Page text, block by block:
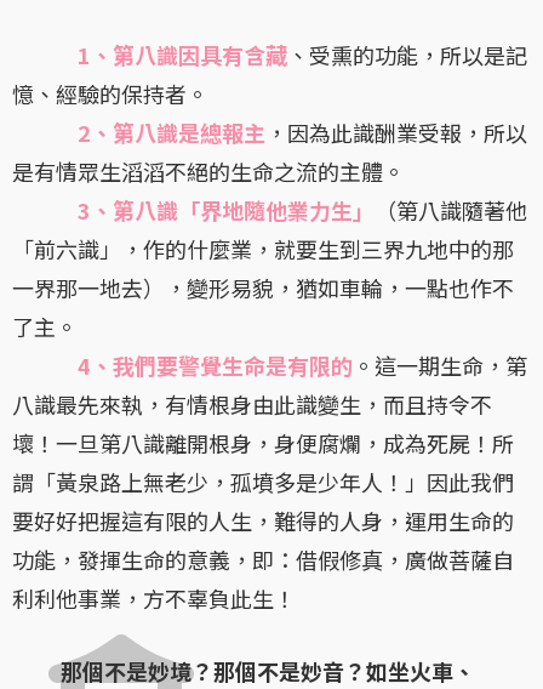
1、第八識因具有含藏 、受熏的功能，所以是記
憶、經驗的保持者。
2、第八識是總報主 ，因為此識酬業受報，所以
是有情眾生滔滔不絕的生命之流的主體。
3、第八識「界地隨他業力生」
（第八識隨著他
「前六識」，作的什麼業，就要生到三界九地中的那
一界那一地去），變形易貌，猶如車輪，一點也作不
了主。
4、我們要警覺生命是有限的 。這一期生命，第
八識最先來執，有情根身由此識變生，而且持令不
壞！一旦第八識離開根身，身便腐爛，成為死屍！所
謂「黃泉路上無老少，孤墳多是少年人！」因此我們
要好好把握這有限的人生，難得的人身，運用生命的
功能，發揮生命的意義，即：借假修真，廣做菩薩自
利利他事業，方不辜負此生！
那個不是妙境？那個不是妙音？如坐火車、